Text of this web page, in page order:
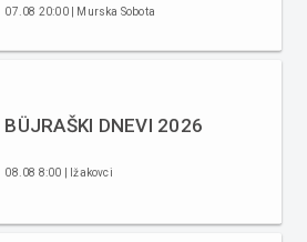
07.08 20:00 | Murska Sobota
BÜJRAŠKI DNEVI 2026
08.08 8:00 | Ižakovci